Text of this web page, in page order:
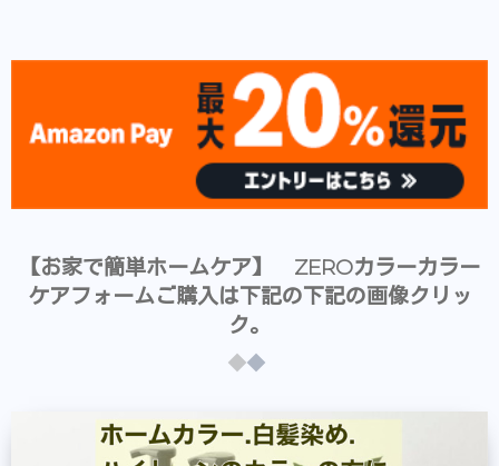
【お家で簡単ホームケア】 ZEROカラーカラー
ケアフォームご購入は下記の下記の画像クリッ
ク。